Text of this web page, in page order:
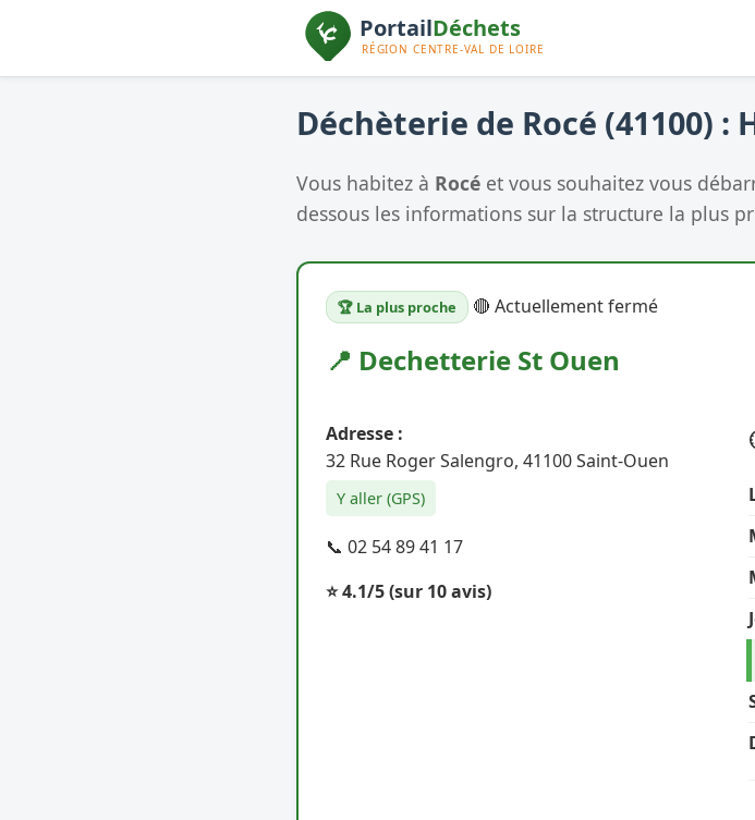
Déchèterie de Rocé (41100) :
Vous habitez à Rocé et vous souhaitez vous
dessous les informations sur la structure la plus
🏆 La plus proche 🔴 Actuellement fermé
📍 Dechetterie St Ouen
Adresse :
32 Rue Roger Salengro, 41100 Saint-Ouen
Y aller (GPS)
📞 02 54 89 41 17
⭐ 4.1/5(sur 10 avis)